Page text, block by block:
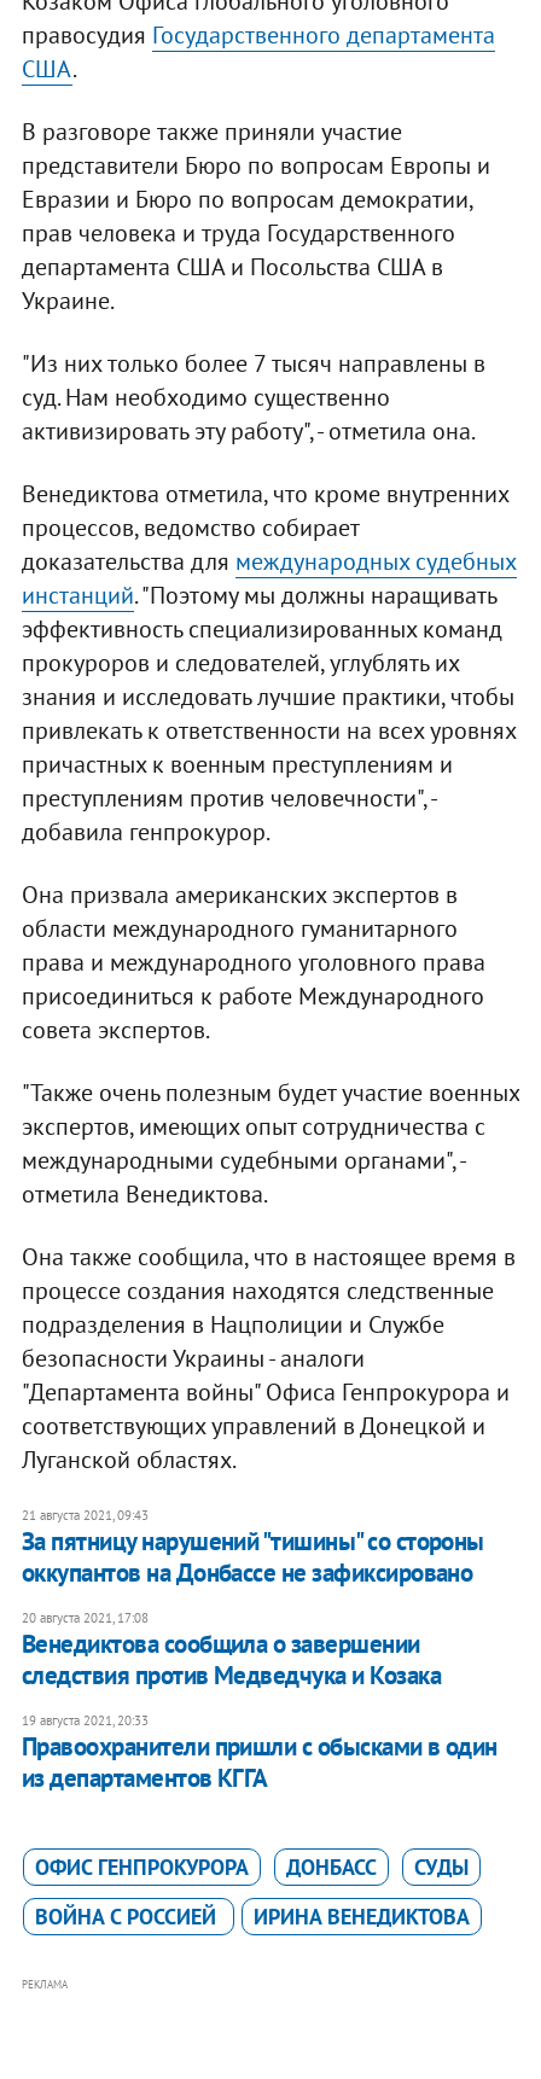
правосудия Государственного департамента
США.
В разговоре также приняли участие
представители Бюро по вопросам Европы и
Евразии и Бюро по вопросам демократии,
прав человека и труда Государственного
департамента США и Посольства США в
Украине.
"Из них только более 7 тысяч направлены в
суд. Нам необходимо существенно
активизировать эту работу", - отметила она.
Венедиктова отметила, что кроме внутренних
процессов, ведомство собирает
доказательства для международных судебных
инстанций. "Поэтому мы должны наращивать
эффективность специализированных команд
прокуроров и следователей, углублять их
знания и исследовать лучшие практики, чтобы
привлекать к ответственности на всех уровнях
причастных к военным преступлениям и
преступлениям против человечности", -
добавила генпрокурор.
Она призвала американских экспертов в
области международного гуманитарного
права и международного уголовного права
присоединиться к работе Международного
совета экспертов.
"Также очень полезным будет участие военных
экспертов, имеющих опыт сотрудничества с
международными судебными органами", -
отметила Венедиктова.
Она также сообщила, что в настоящее время в
процессе создания находятся следственные
подразделения в Нацполиции и Службе
безопасности Украины - аналоги
"Департамента войны" Офиса Генпрокурора и
соответствующих управлений в Донецкой и
Луганской областях.
21 августа 2021, 09:43
За пятницу нарушений "тишины" со стороны
оккупантов на Донбассе не зафиксировано
20 августа 2021, 17:08
Венедиктова сообщила о завершении
следствия против Медведчука и Козака
19 августа 2021, 20:33
Правоохранители пришли с обысками в один
из департаментов КГГА
ОФИС ГЕНПРОКУРОРА ДОНБАСС
СУДЫ
ВОЙНА С РОССИЕЙ
ИРИНА ВЕНЕДИКТОВА
РЕКЛАМА